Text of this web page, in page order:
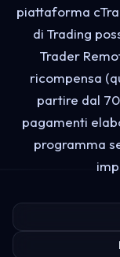
piattaforma
di Trading
Trader
ricompensa
partire dal
pagamenti
programma